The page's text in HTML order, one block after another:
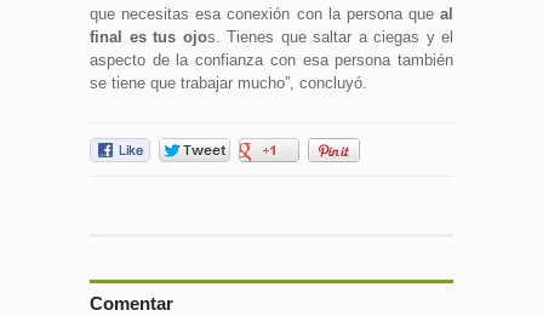
que necesitas esa conexión con la persona que al
final es tus ojos. Tienes que saltar a ciegas y el
aspecto de la confianza con esa persona también
se tiene que trabajar mucho”, concluyó.
Comentar